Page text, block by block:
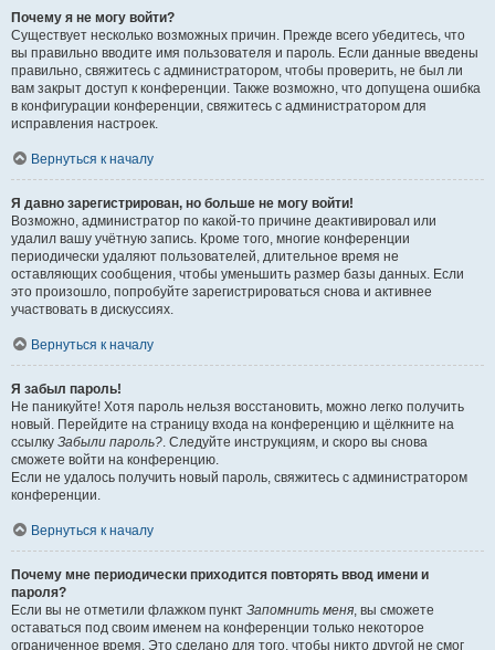
Почему я не могу войти?
Существует несколько возможных причин. Прежде всего убедитесь, что
вы правильно вводите имя пользователя и пароль. Если данные введены
правильно, свяжитесь с администратором, чтобы проверить, не был ли
вам закрыт доступ к конференции. Также возможно, что допущена ошибка
в конфигурации конференции, свяжитесь с администратором для
исправления настроек.
Вернуться к началу
Я давно зарегистрирован, но больше не могу войти!
Возможно, администратор по какой-то причине деактивировал или
удалил вашу учётную запись. Кроме того, многие конференции
периодически удаляют пользователей, длительное время не
оставляющих сообщения, чтобы уменьшить размер базы данных. Если
это произошло, попробуйте зарегистрироваться снова и активнее
участвовать в дискуссиях.
Вернуться к началу
Я забыл пароль!
Не паникуйте! Хотя пароль нельзя восстановить, можно легко получить
новый. Перейдите на страницу входа на конференцию и щёлкните на
ссылку Забыли пароль?. Следуйте инструкциям, и скоро вы снова
сможете войти на конференцию.
Если не удалось получить новый пароль, свяжитесь с администратором
конференции.
Вернуться к началу
Почему мне периодически приходится повторять ввод имени и
пароля?
Если вы не отметили флажком пункт Запомнить меня, вы сможете
оставаться под своим именем на конференции только некоторое
ограниченное время. Это сделано для того, чтобы никто другой не смог